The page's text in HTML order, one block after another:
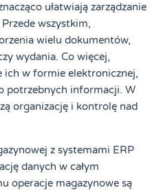
ułatwiają zarządzanie
wszystkim,
wielu dokumentów,
wydania. Co więcej,
ich w formie elektronicznej,
potrzebnych informacji. W
organizację i kontrolę nad
z systemami ERP
danych w całym
operacje magazynowe są